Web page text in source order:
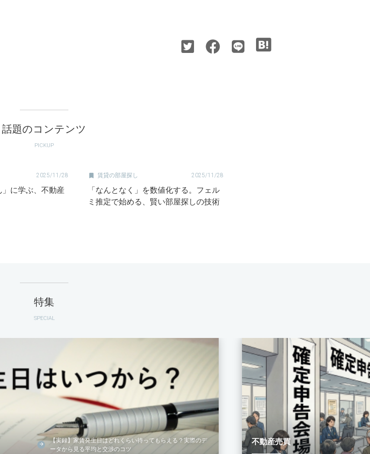
話題のコンテンツ
PICKUP
2025/11/28
」に学ぶ、不動産
 賃貸の部屋探し 2025/11/28
「なんとなく」を数値化する。フェル
ミ推定で始める、賢い部屋探しの技術
特集
SPECIAL
【実録】家賃発生日はどれくらい待ってもらえる？実際のデ
ータから見る平均と交渉のコツ
不動産売買